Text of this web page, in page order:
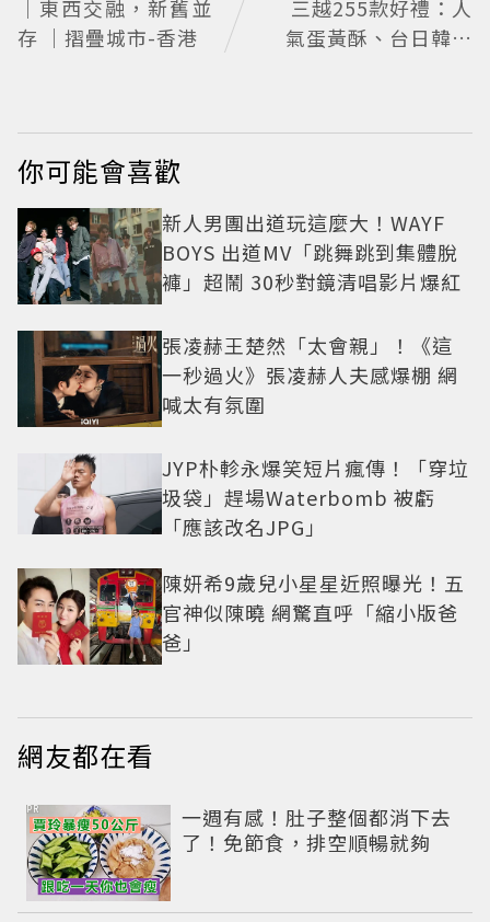
｜東西交融，新舊並
存 ｜摺疊城市-香港
三越255款好禮：人
氣蛋黃酥、台日韓美
你可能會喜歡
新人男團出道玩這麼大！WAYF
BOYS 出道MV「跳舞跳到集體脫
褲」超鬧 30秒對鏡清唱影片爆紅
張凌赫王楚然「太會親」！《這
一秒過火》張凌赫人夫感爆棚 網
喊太有氛圍
JYP朴軫永爆笑短片瘋傳！「穿垃
圾袋」趕場Waterbomb 被虧
「應該改名JPG」
陳妍希9歲兒小星星近照曝光！五
官神似陳曉 網驚直呼「縮小版爸
爸」
網友都在看
一週有感！肚子整個都消下去
了！免節食，排空順暢就夠
PR